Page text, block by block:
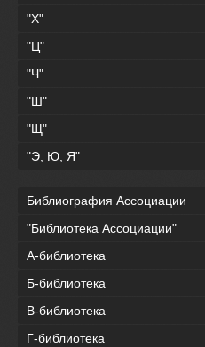
"Х"
"Ц"
"Ч"
"Ш"
"Щ"
"Э, Ю, Я"
Библиография Ассоциации
"Библиотека Ассоциации"
А-библиотека
Б-библиотека
В-библиотека
Г-библиотека